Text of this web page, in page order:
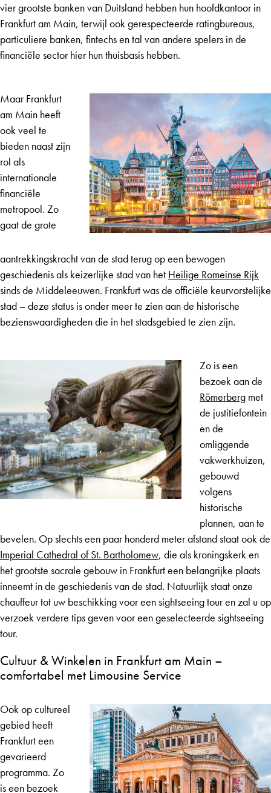
vier grootste banken van Duitsland hebben hun hoofdkantoor in
Frankfurt am Main, terwijl ook gerespecteerde ratingbureaus,
particuliere banken, fintechs en tal van andere spelers in de
financiële sector hier hun thuisbasis hebben.
Maar Frankfurt
am Main heeft
ook veel te
bieden naast zijn
rol als
internationale
financiële
metropool. Zo
gaat de grote
aantrekkingskracht van de stad terug op een bewogen
geschiedenis als keizerlijke stad van het Heilige Romeinse Rijk
sinds de Middeleeuwen. Frankfurt was de officiële keurvorstelijke
stad – deze status is onder meer te zien aan de historische
bezienswaardigheden die in het stadsgebied te zien zijn.
Zo is een
bezoek aan de
Römerberg met
de justitiefontein
en de
omliggende
vakwerkhuizen,
gebouwd
volgens
historische
plannen, aan te
bevelen. Op slechts een paar honderd meter afstand staat ook de
Imperial Cathedral of St. Bartholomew, die als kroningskerk en
het grootste sacrale gebouw in Frankfurt een belangrijke plaats
inneemt in de geschiedenis van de stad. Natuurlijk staat onze
chauffeur tot uw beschikking voor een sightseeing tour en zal u op
verzoek verdere tips geven voor een geselecteerde sightseeing
tour.
Cultuur & Winkelen in Frankfurt am Main –
comfortabel met Limousine Service
Ook op cultureel
gebied heeft
Frankfurt een
gevarieerd
programma. Zo
is een bezoek